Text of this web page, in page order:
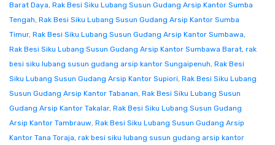
Barat Daya, Rak Besi Siku Lubang Susun Gudang Arsip Kantor Sumba
Tengah, Rak Besi Siku Lubang Susun Gudang Arsip Kantor Sumba
Timur, Rak Besi Siku Lubang Susun Gudang Arsip Kantor Sumbawa,
Rak Besi Siku Lubang Susun Gudang Arsip Kantor Sumbawa Barat, rak
besi siku lubang susun gudang arsip kantor Sungaipenuh, Rak Besi
Siku Lubang Susun Gudang Arsip Kantor Supiori, Rak Besi Siku Lubang
Susun Gudang Arsip Kantor Tabanan, Rak Besi Siku Lubang Susun
Gudang Arsip Kantor Takalar, Rak Besi Siku Lubang Susun Gudang
Arsip Kantor Tambrauw, Rak Besi Siku Lubang Susun Gudang Arsip
Kantor Tana Toraja, rak besi siku lubang susun gudang arsip kantor